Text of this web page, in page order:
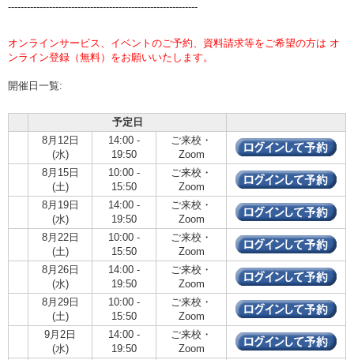
------------------------------------------------------------
オンラインサービス、イベントのご予約、資料請求等をご希望の方は オ
ンライン登録（無料）をお願いいたします。
開催日一覧:
予定日
8月12日
(水)
14:00 -
19:50
ご来校・
Zoom
8月15日
(土)
10:00 -
15:50
ご来校・
Zoom
8月19日
(水)
14:00 -
19:50
ご来校・
Zoom
8月22日
(土)
10:00 -
15:50
ご来校・
Zoom
8月26日
(水)
14:00 -
19:50
ご来校・
Zoom
8月29日
(土)
10:00 -
15:50
ご来校・
Zoom
9月2日
(水)
14:00 -
19:50
ご来校・
Zoom